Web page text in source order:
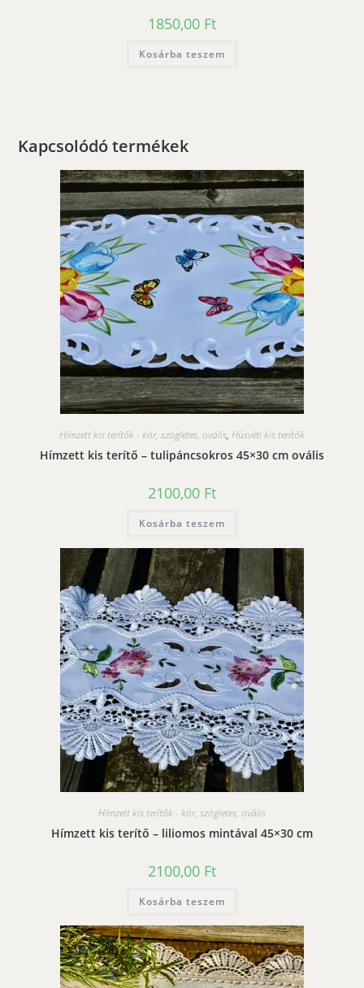
1850,00 Ft
Kosárba teszem
Kapcsolódó termékek
Hímzett kis terítők - kör, szögletes, ovális, Húsvéti kis terítők
Hímzett kis terítő – tulipáncsokros 45×30 cm ovális
2100,00 Ft
Kosárba teszem
Hímzett kis terítők - kör, szögletes, ovális
Hímzett kis terítő – liliomos mintával 45×30 cm
2100,00 Ft
Kosárba teszem